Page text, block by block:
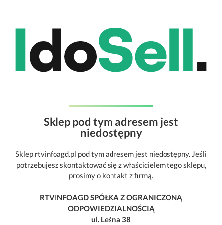
Sklep pod tym adresem jest
niedostępny
Sklep rtvinfoagd.pl pod tym adresem jest niedostępny. Jeśli
potrzebujesz skontaktować się z właścicielem tego sklepu,
prosimy o kontakt z firmą.
RTVINFOAGD SPÓŁKA Z OGRANICZONĄ
ODPOWIEDZIALNOŚCIĄ
ul. Leśna 38